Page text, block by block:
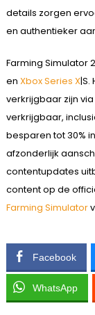
details zorgen
en authentieker
Farming Simulator
en Xbox Series X|S.
verkrijgbaar zijn
verkrijgbaar,
besparen tot 30%
afzonderlijk
contentupdates
content op de
Farming Simulator
Facebook
WhatsApp